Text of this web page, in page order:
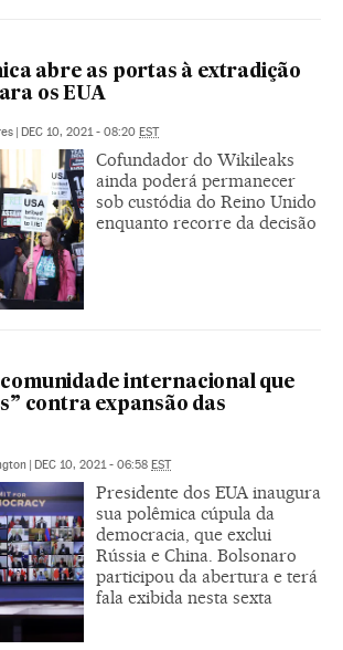
abre as portas à extradição
os EUA
| DEC 10, 2021 - 08:20 EST
Cofundador do Wikileaks
ainda poderá permanecer
sob custódia do Reino Unido
enquanto recorre da decisão
internacional que
contra expansão das
| DEC 10, 2021 - 06:58 EST
Presidente dos EUA inaugura
sua polêmica cúpula da
democracia, que exclui
Rússia e China. Bolsonaro
participou da abertura e terá
fala exibida nesta sexta